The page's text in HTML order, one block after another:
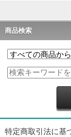
商品検索
特定商取引法に基